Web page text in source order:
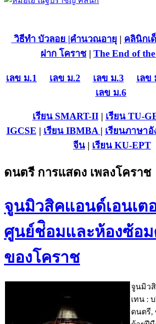
วิธีทำ บัวลอย |คำนวณอายุ | คลินิกเ
ฝาก โคราช | The End of
เลข ม.1 เลข ม.2 เลข ม.3 เลข
เลข ม.6
เรียน SMART-II| เรียน TU-
IGCSE | เรียน IBMBA | เรียนภาษาอั
จีน | เรียน KU-EPT
ดนตรี การแสดง เพลงโคราช
จูนมิวสิคแอนด์เอนเต
ศูนย์ช่ิอมและห้องซ้อ
ของโคราช
จูนมิว
เทน :
ดนตรี,